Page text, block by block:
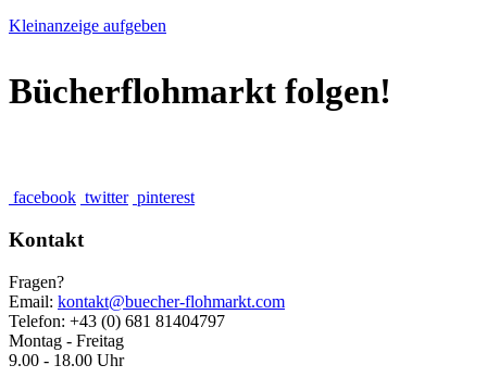
Kleinanzeige aufgeben
Bücherflohmarkt folgen!
facebook twitter pinterest
Kontakt
Fragen?
Email: kontakt@buecher-flohmarkt.com
Telefon: +43 (0) 681 81404797
Montag - Freitag
9.00 - 18.00 Uhr